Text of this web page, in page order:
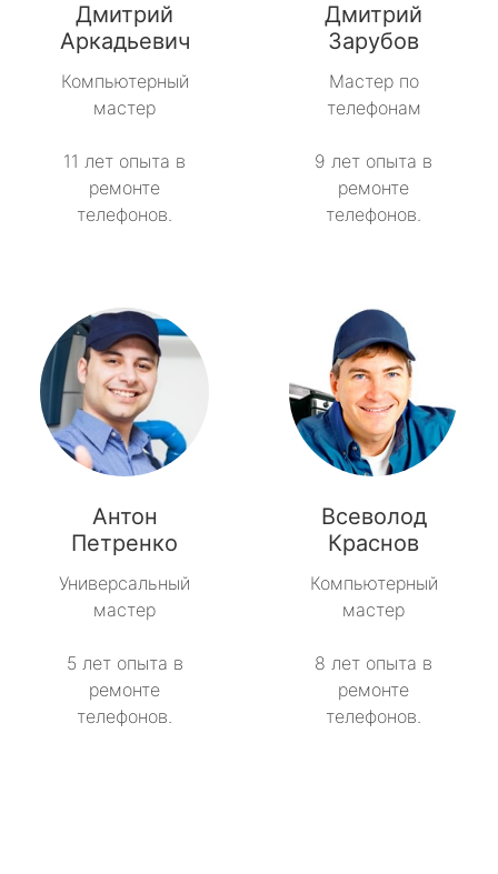
Дмитрий
Аркадьевич
Компьютерный
мастер
11 лет опыта в
ремонте
телефонов.
Дмитрий
Зарубов
Мастер по
телефонам
9 лет опыта в
ремонте
телефонов.
Антон
Петренко
Универсальный
мастер
5 лет опыта в
ремонте
телефонов.
Всеволод
Краснов
Компьютерный
мастер
8 лет опыта в
ремонте
телефонов.